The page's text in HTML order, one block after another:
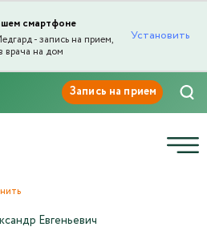
смартфоне
- запись на прием,
врача на дом
Установить
Евгеньевич
отзыва